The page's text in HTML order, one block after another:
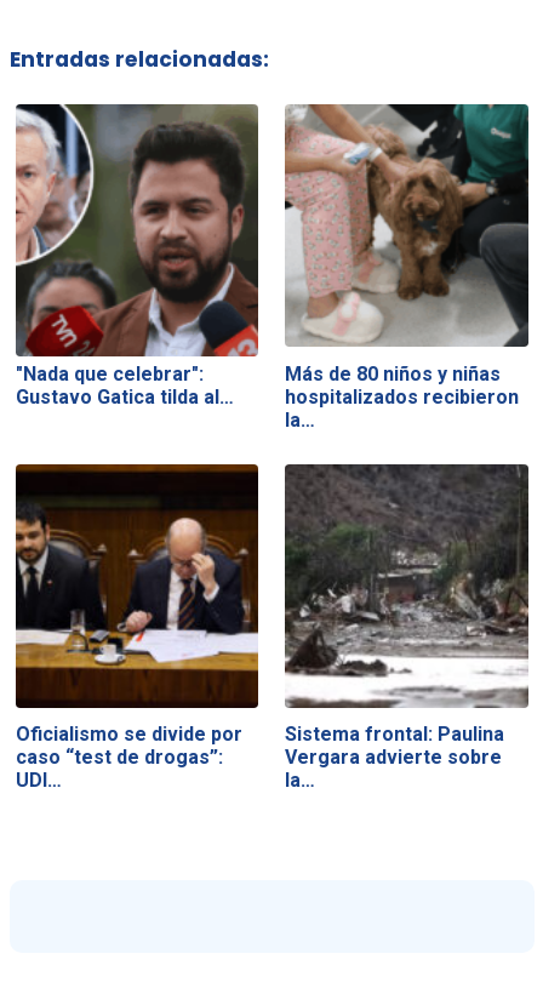
Entradas relacionadas:
"Nada que celebrar":
Gustavo Gatica tilda al…
Más de 80 niños y niñas
hospitalizados recibieron
la…
Oficialismo se divide por
caso “test de drogas”:
UDI…
Sistema frontal: Paulina
Vergara advierte sobre
la…